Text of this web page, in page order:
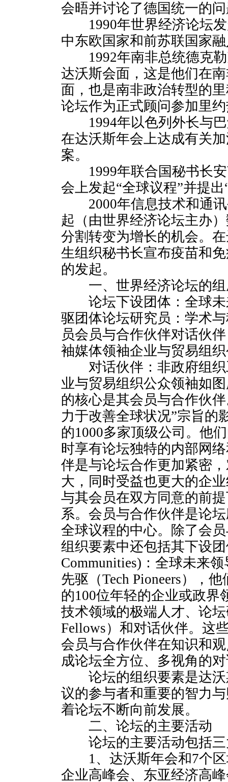
会晤并讨论了德国统一的
1990年世界经济论坛发
中东欧国家和前苏联国家
1992年南非总统德克勒
达沃斯会面，这是他们在
面，也是南非政治转型的
论坛作为正式顾问参加里
1994年以色列外长与巴
在达沃斯年会上达成有关
案。
1999年联合国秘书长安
会上发起“全球议程”并提
2000年信息技术和通讯
起（由世界经济论坛主办
分割转变为增长的机会。
生组织秘书长宣布疫苗和
的发起。
一、世界经济论坛的组
论坛下设团体：全球未
驱团体论坛研究员：学术
员会员与合作伙伴对话伙
袖媒体领袖企业与贸易组
对话伙伴：非政府组织
业与贸易组织公众领袖如
的核心是其会员与合作伙
力于改善全球状况”宗旨的
的1000多家顶级公司。他
时享有论坛独特的内部网
伴是与论坛合作更加紧密
大，同时受益也更大的企
与其会员在双方同意的前
系。会员与合作伙伴是论
全球议程的中心。除了会
组织要素中还包括其下设
Communities)：全球未来
先驱（Tech Pioneers），
的100位年轻的企业或政界
技术领域的极端人才、论
Fellows）和对话伙伴。这
会员与合作伙伴在知识和
成论坛全方位、多视角的
论坛的组织要素是达沃
议的参与者和重要的智力
着论坛不断向前发展。
二、论坛的主要活动
论坛的主要活动包括三
1、达沃斯年会和7个区
企业高峰会、东亚经济高